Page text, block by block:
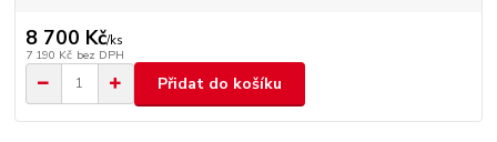
8 700 Kč/ks
7 190 Kč bez DPH
Přidat do košíku